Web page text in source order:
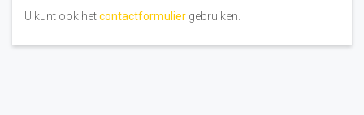
U kunt ook hetcontactformulier gebruiken.